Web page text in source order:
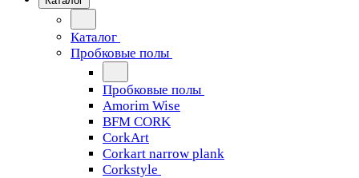
Каталог
Пробковые полы
Пробковые полы
Amorim Wise
BFM CORK
CorkArt
Corkart narrow plank
Corkstyle